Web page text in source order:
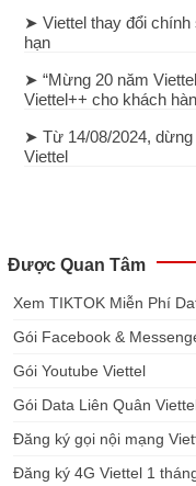
➤ Viettel thay đổi
hạn
➤ “Mừng 20 năm
Viettel++ cho khách
➤ Từ 14/08/2024,
Viettel
Được Quan Tâm
Xem TIKTOK Miễn Phí
Gói Facebook &
Gói Youtube Viettel
Gói Data Liên Quân
Đăng ký gọi nội mạng
Đăng ký 4G Viettel 1